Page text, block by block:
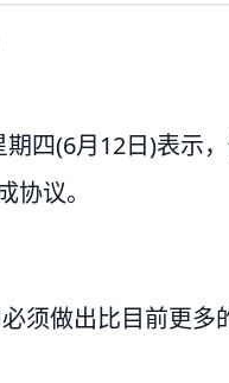
四(6月12日)表示
协议。
须做出比目前更多